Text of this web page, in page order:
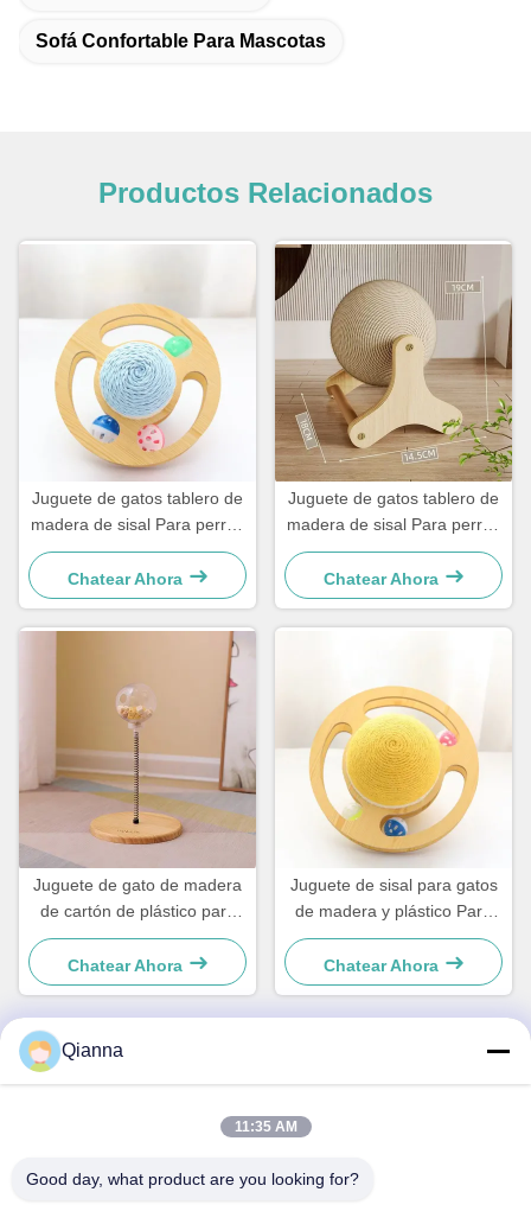
Sofá Confortable Para Mascotas
Productos Relacionados
Juguete de gatos tablero de
madera de sisal Para perros
y gatos pequeños sencillo y
práctico
Chatear Ahora
Juguete de gatos tablero de
madera de sisal Para perros
y gatos pequeños sencillo y
práctico
Chatear Ahora
Juguete de gato de madera
de cartón de plástico para
perros pequeños y gatos
sencillo y práctico
Chatear Ahora
Juguete de sisal para gatos
de madera y plástico Para
perros y gatos pequeños
sencillo y práctico
Chatear Ahora
No 793 de la calle Tongren, ciudad de Tongxiang, provincia
Qianna
11:35 AM
Good day, what product are you looking for?